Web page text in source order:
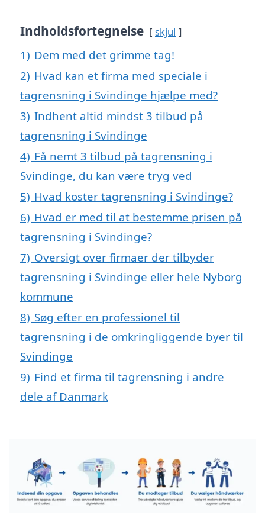
Indholdsfortegnelse skjul
1) Dem med det grimme tag!
2) Hvad kan et firma med speciale i
tagrensning i Svindinge hjælpe med?
3) Indhent altid mindst 3 tilbud på
tagrensning i Svindinge
4) Få nemt 3 tilbud på tagrensning i
Svindinge, du kan være tryg ved
5) Hvad koster tagrensning i Svindinge?
6) Hvad er med til at bestemme prisen på
tagrensning i Svindinge?
7) Oversigt over firmaer der tilbyder
tagrensning i Svindinge eller hele Nyborg
kommune
8) Søg efter en professionel til
tagrensning i de omkringliggende byer til
Svindinge
9) Find et firma til tagrensning i andre
dele af Danmark